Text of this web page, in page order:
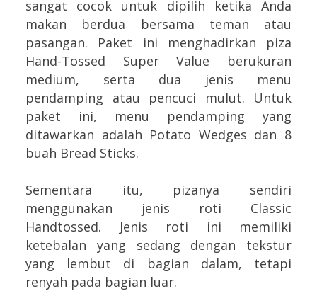
sangat cocok untuk dipilih ketika Anda
makan berdua bersama teman atau
pasangan. Paket ini menghadirkan piza
Hand-Tossed Super Value berukuran
medium, serta dua jenis menu
pendamping atau pencuci mulut. Untuk
paket ini, menu pendamping yang
ditawarkan adalah Potato Wedges dan 8
buah Bread Sticks.
Sementara itu, pizanya sendiri
menggunakan jenis roti Classic
Handtossed. Jenis roti ini memiliki
ketebalan yang sedang dengan tekstur
yang lembut di bagian dalam, tetapi
renyah pada bagian luar.